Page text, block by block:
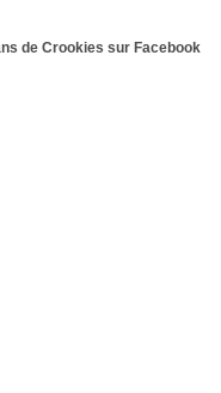
de Crookies sur Facebook